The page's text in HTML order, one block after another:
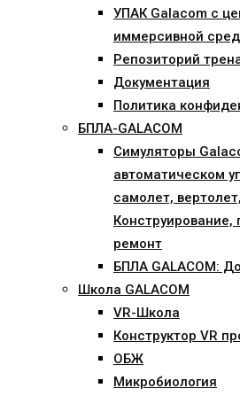
УПАК Galacom с
иммерсивной
Репозиторий
Документация
Политика
БПЛА-GALACOM
Симуляторы
автоматическом
самолет,
Конструирование,
ремонт
БПЛА GALACOM:
Школа GALACOM
VR-Школа
Конструктор VR
ОБЖ
Микробиология